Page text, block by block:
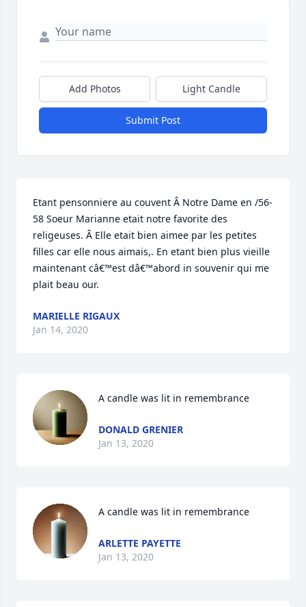
Add Photos Light Candle
Submit Post
Etant pensonniere au couvent Â Notre Dame en /56-
58 Soeur Marianne etait notre favorite des
religeuses. Â Elle etait bien aimee par les petites
filles car elle nous aimais,. En etant bien plus vieille
maintenant câ€™est dâ€™abord in souvenir qui me
plait beau our.
MARIELLE RIGAUX
Jan 14, 2020
A candle was lit in remembrance
DONALD GRENIER
Jan 13, 2020
A candle was lit in remembrance
ARLETTE PAYETTE
Jan 13, 2020